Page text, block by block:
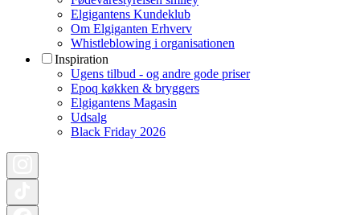
Elgigantens Kundeklub
Om Elgiganten Erhverv
Whistleblowing i organisationen
Inspiration
Ugens tilbud - og andre gode priser
Epoq køkken & bryggers
Elgigantens Magasin
Udsalg
Black Friday 2026